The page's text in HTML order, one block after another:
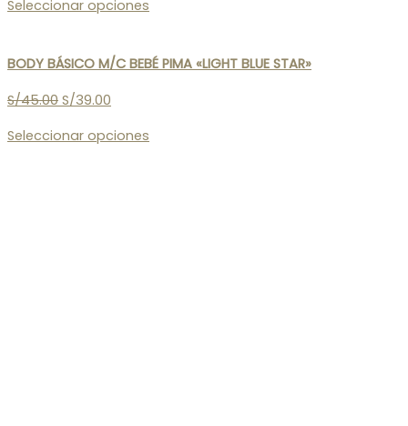
Seleccionar opciones
BODY BÁSICO M/C BEBÉ PIMA «LIGHT BLUE STAR»
S/45.00 S/39.00
Seleccionar opciones